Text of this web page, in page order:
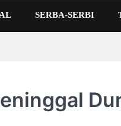
SERBA-SERBI